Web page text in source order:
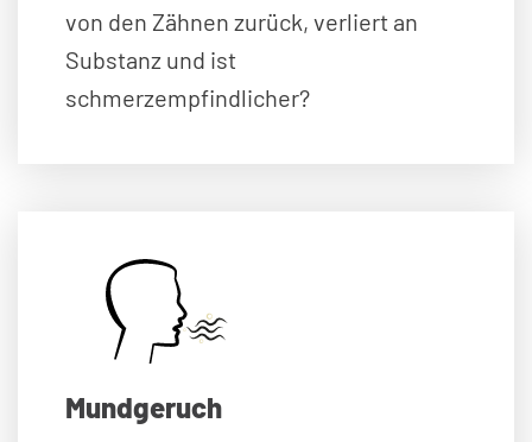
von den Zähnen zurück, verliert an
Substanz und ist
schmerzempfindlicher?
Mundgeruch